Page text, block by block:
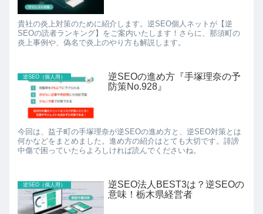
貴社の炎上対策のために紹介します。逆SEO個人ネットが【逆
SEOの読者ランキング】をご案内いたします！さらに、那須町の
炎上事例や、偽名で炎上のやり方も解説します。
逆SEO（個人用）
逆SEOの進め方『手塚理奈の予
防策No.928』
今回は、益子町の手塚理奈が逆SEOの進め方と、逆SEO対策とは
何かなどをまとめました。進め方の紹介はとても大切です。誹謗
中傷で困っていたらよろしければ読んでくださいね。
逆SEO（個人用）
逆SEO法人BEST3は？逆SEOの
意味！栃木県経営者